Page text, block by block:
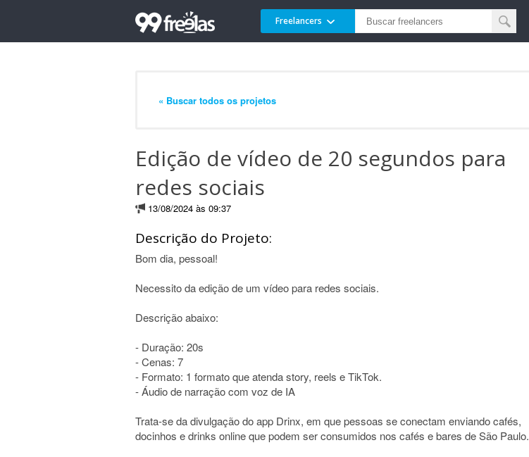
Freelancers
« Buscar todos os projetos
Edição de vídeo de 20 segundos para
redes sociais
13/08/2024 às 09:37
Descrição do Projeto:
Bom dia, pessoal!
Necessito da edição de um vídeo para redes sociais.
Descrição abaixo:
- Duração: 20s
- Cenas: 7
- Formato: 1 formato que atenda story, reels e TikTok.
- Áudio de narração com voz de IA
Trata-se da divulgação do app Drinx, em que pessoas se conectam enviando cafés,
docinhos e drinks online que podem ser consumidos nos cafés e bares de São Paulo.